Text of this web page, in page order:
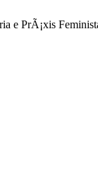
PrÃ¡xis